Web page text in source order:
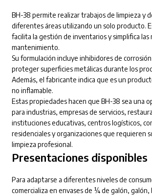
BH-38 permite realizar trabajos de limpieza y
diferentes áreas utilizando un solo producto.
facilita la gestión de inventarios y simplifica las
mantenimiento.
Su formulación incluye inhibidores de
proteger superficies metálicas durante los
Además, el fabricante indica que es un
no inflamable.
Estas propiedades hacen que BH-38 sea una
para industrias, empresas de servicios,
instituciones educativas, centros logísticos,
residenciales y organizaciones que requieren
limpieza profesional.
Presentaciones disponibles
Para adaptarse a diferentes niveles de
comercializa en envases de ¼ de galón, galón,